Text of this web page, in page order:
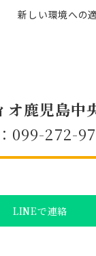
新しい環境への
オ鹿児島中
099-272-
LINEで連絡